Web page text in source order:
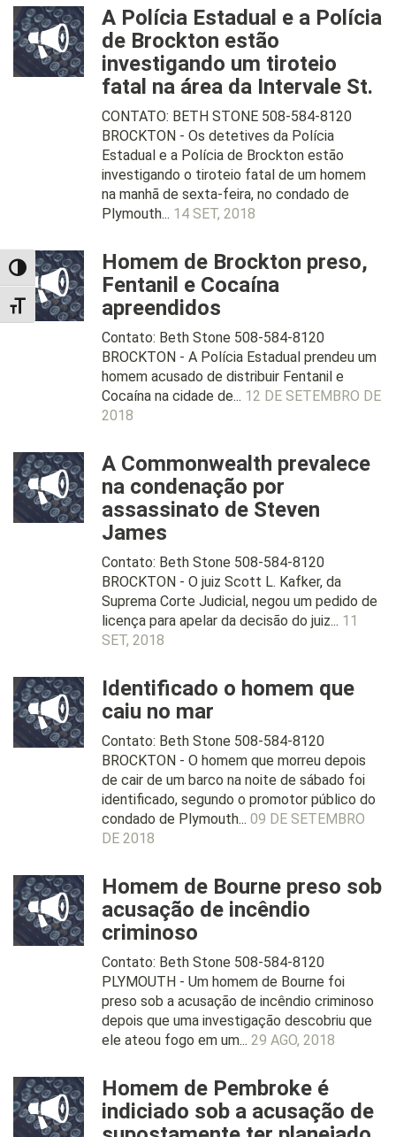
TOGGLE HIGH CONTRAST
TOGGLE FONT SIZE
A Polícia Estadual e a Polícia
de Brockton estão
investigando um tiroteio
fatal na área da Intervale St.
CONTATO: BETH STONE 508-584-8120
BROCKTON - Os detetives da Polícia
Estadual e a Polícia de Brockton estão
investigando o tiroteio fatal de um homem
na manhã de sexta-feira, no condado de
Plymouth... 14 SET, 2018
Homem de Brockton preso,
Fentanil e Cocaína
apreendidos
Contato: Beth Stone 508-584-8120
BROCKTON - A Polícia Estadual prendeu um
homem acusado de distribuir Fentanil e
Cocaína na cidade de... 12 DE SETEMBRO DE
2018
A Commonwealth prevalece
na condenação por
assassinato de Steven
James
Contato: Beth Stone 508-584-8120
BROCKTON - O juiz Scott L. Kafker, da
Suprema Corte Judicial, negou um pedido de
licença para apelar da decisão do juiz... 11
SET, 2018
Identificado o homem que
caiu no mar
Contato: Beth Stone 508-584-8120
BROCKTON - O homem que morreu depois
de cair de um barco na noite de sábado foi
identificado, segundo o promotor público do
condado de Plymouth... 09 DE SETEMBRO
DE 2018
Homem de Bourne preso sob
acusação de incêndio
criminoso
Contato: Beth Stone 508-584-8120
PLYMOUTH - Um homem de Bourne foi
preso sob a acusação de incêndio criminoso
depois que uma investigação descobriu que
ele ateou fogo em um... 29 AGO, 2018
Homem de Pembroke é
indiciado sob a acusação de